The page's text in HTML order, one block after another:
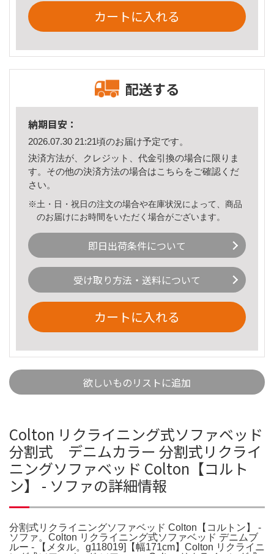
カートに入れる
配送する
納期目安：
2026.07.30 21:21頃のお届け予定です。
決済方法が、クレジット、代金引換の場合に限りま
す。その他の決済方法の場合はこちら をご確認くだ
さい。
※土・日・祝日の注文の場合や在庫状況によって、商品
のお届けにお時間をいただく場合がございます。
即日出荷条件について
受け取り方法・送料について
カートに入れる
欲しいものリストに追加
Colton リクライニング式ソファベッド
分割式 デニムカラー 分割式リクライ
ニングソファベッド Colton【コルト
ン】 - ソファの詳細情報
分割式リクライニングソファベッド Colton【コルトン】 -
ソファ。Colton リクライニング式ソファベッド デニムブ
ルー - 【メタル。g118019]【幅171cm】Colton リクライニ